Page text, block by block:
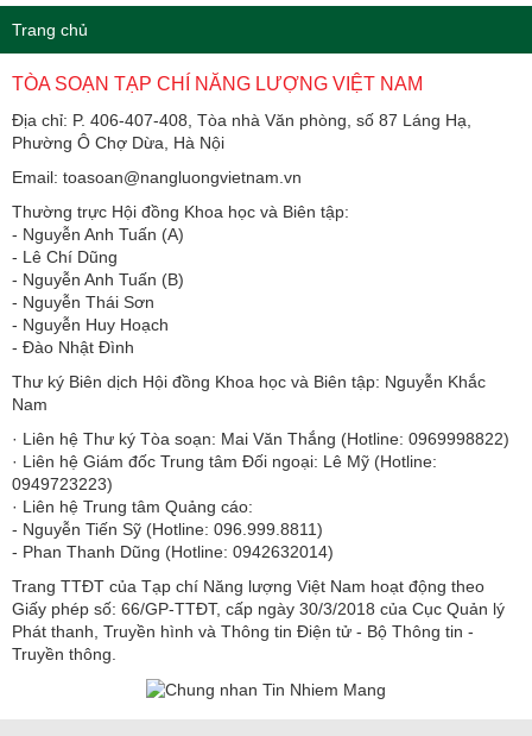
Trang chủ
TÒA SOẠN TẠP CHÍ NĂNG LƯỢNG VIỆT NAM
Địa chỉ: P. 406-407-408, Tòa nhà Văn phòng, số 87 Láng Hạ,
Phường Ô Chợ Dừa, Hà Nội
Email: toasoan@nangluongvietnam.vn
Thường trực Hội đồng Khoa học và Biên tập:
​​​​​​- Nguyễn Anh Tuấn (A)
- Lê Chí Dũng
- Nguyễn Anh Tuấn (B)
- Nguyễn Thái Sơn
- Nguyễn Huy Hoạch
- Đào Nhật Đình
Thư ký Biên dịch Hội đồng Khoa học và Biên tập: Nguyễn Khắc
Nam
· Liên hệ Thư ký Tòa soạn: Mai Văn Thắng (Hotline: 0969998822)
· Liên hệ Giám đốc Trung tâm Đối ngoại: Lê Mỹ (Hotline:
0949723223)
· Liên hệ Trung tâm Quảng cáo:
- Nguyễn Tiến Sỹ (Hotline: 096.999.8811)
- Phan Thanh Dũng (Hotline: 0942632014)
Trang TTĐT của Tạp chí Năng lượng Việt Nam hoạt động theo
Giấy phép số: 66/GP-TTĐT, cấp ngày 30/3/2018 của Cục Quản lý
Phát thanh, Truyền hình và Thông tin Điện tử - Bộ Thông tin -
Truyền thông.